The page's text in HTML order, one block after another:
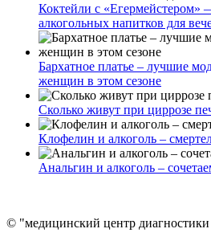
Коктейли с
алкогольных напитков для
Бархатное платье – лучшие
женщин в этом сезоне
Сколько живут при циррозе
Клофелин и алкоголь –
Анальгин и алкоголь –
© "медицинский центр